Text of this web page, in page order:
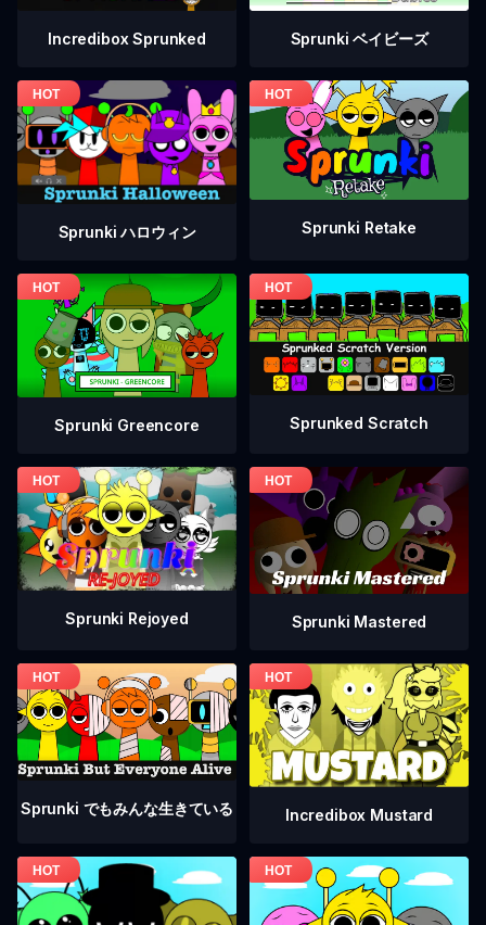
Incredibox Sprunked Sprunki ベイビーズ
Sprunki ハロウィン Sprunki Retake
Sprunki Greencore Sprunked Scratch
Sprunki Rejoyed Sprunki Mastered
Sprunki でもみんな生きている Incredibox Mustard